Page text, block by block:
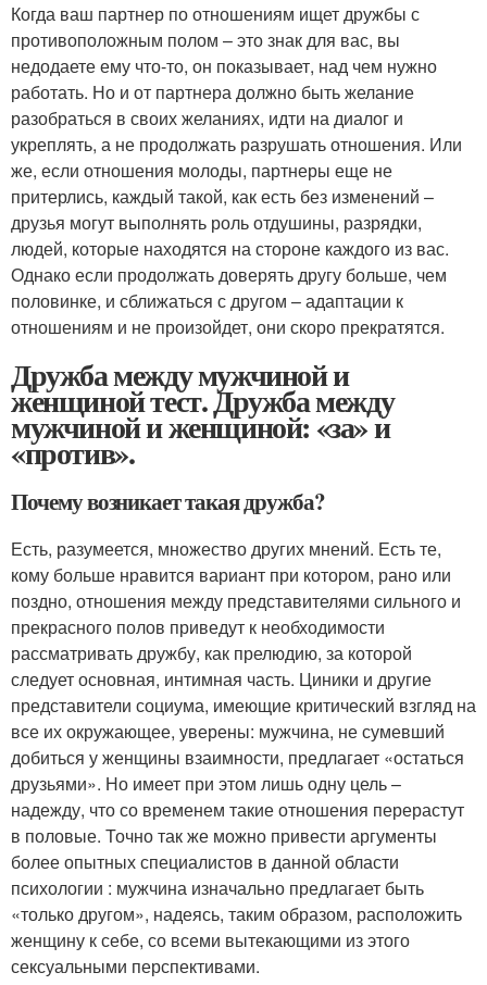
Когда ваш партнер по отношениям ищет дружбы с
противоположным полом – это знак для вас, вы
недодаете ему что-то, он показывает, над чем нужно
работать. Но и от партнера должно быть желание
разобраться в своих желаниях, идти на диалог и
укреплять, а не продолжать разрушать отношения. Или
же, если отношения молоды, партнеры еще не
притерлись, каждый такой, как есть без изменений –
друзья могут выполнять роль отдушины, разрядки,
людей, которые находятся на стороне каждого из вас.
Однако если продолжать доверять другу больше, чем
половинке, и сближаться с другом – адаптации к
отношениям и не произойдет, они скоро прекратятся.
Дружба между мужчиной и
женщиной тест. Дружба между
мужчиной и женщиной: «за» и
«против».
Почему возникает такая дружба?
Есть, разумеется, множество других мнений. Есть те,
кому больше нравится вариант при котором, рано или
поздно, отношения между представителями сильного и
прекрасного полов приведут к необходимости
рассматривать дружбу, как прелюдию, за которой
следует основная, интимная часть. Циники и другие
представители социума, имеющие критический взгляд на
все их окружающее, уверены: мужчина, не сумевший
добиться у женщины взаимности, предлагает «остаться
друзьями». Но имеет при этом лишь одну цель –
надежду, что со временем такие отношения перерастут
в половые. Точно так же можно привести аргументы
более опытных специалистов в данной области
психологии : мужчина изначально предлагает быть
«только другом», надеясь, таким образом, расположить
женщину к себе, со всеми вытекающими из этого
сексуальными перспективами.